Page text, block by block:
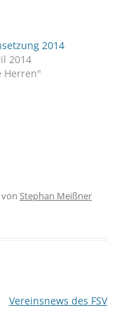
2014
2014
Herren"
von Stephan Meißner
Vereinsnews des FSV